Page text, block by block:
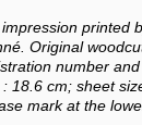
printed
Original
number
18.6 cm; sheet
mark at the